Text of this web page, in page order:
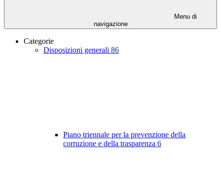
Menu di
navigazione
Categorie
Disposizioni generali 86
Piano triennale per la prevenzione della
corruzione e della trasparenza 6